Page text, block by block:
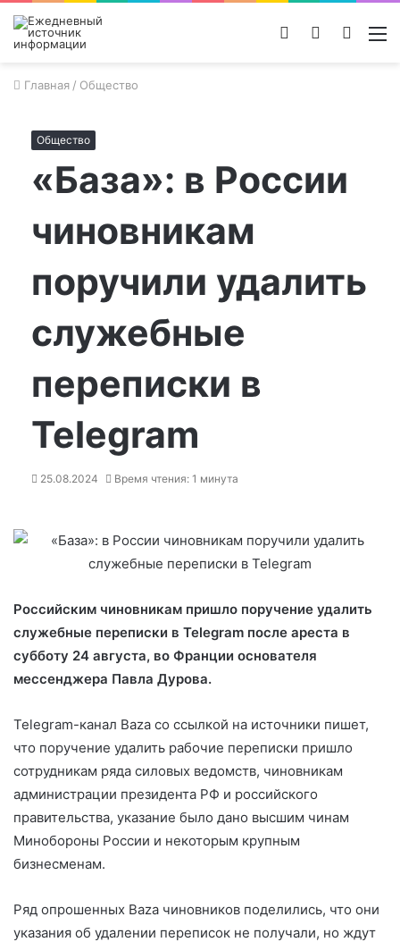
Поиск
Switch
Войти
Главная / Общество
Общество
«База»: в России
чиновникам
поручили удалить
служебные
переписки в
Telegram
25.08.2024 Время чтения: 1 минута
Российским чиновникам пришло поручение удалить
служебные переписки в Telegram после ареста в
субботу 24 августа, во Франции основателя
мессенджера Павла Дурова.
Telegram-канал Baza со ссылкой на источники пишет,
что поручение удалить рабочие переписки пришло
сотрудникам ряда силовых ведомств, чиновникам
администрации президента РФ и российского
правительства, указание было дано высшим чинам
Минобороны России и некоторым крупным
бизнесменам.
Ряд опрошенных Baza чиновников поделились, что они
указания об удалении переписок не получали, но ждут